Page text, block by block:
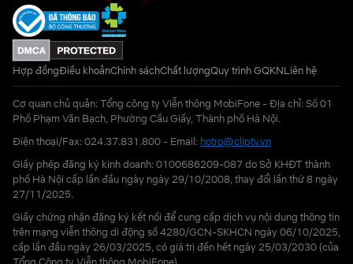
Hợp đồngĐiều khoảnChính sáchChất lượngQuy trình GQKNLiên hệ
Cơ quan chủ quản: Tổng công ty Viễn thông MobiFone - Địa chỉ: Số 01
Phố Phạm Văn Bạch, Phường Cầu Giấy, Thành phố Hà Nội.
Điện thoại/Fax: 024.37.831.800 - Email: hotro@cliptv.vn
Giấy phép đăng ký kinh doanh: 0100686209-087 do Sở KHĐT thành
phố Hà Nội cấp lần đầu ngày ngày 29/10/2008, thay đổi lần thứ 8 ngày
27/11/2025.
Giấy chứng nhận đăng ký kết nối để cung cấp dịch vụ nội dung thông tin
trên mạng viễn thông di động số 4280/GCN-SKHCN ngày 06/10/2025,
cấp lần đầu ngày 26/03/2025, có giá trị đến hết ngày 25/03/2030 (của